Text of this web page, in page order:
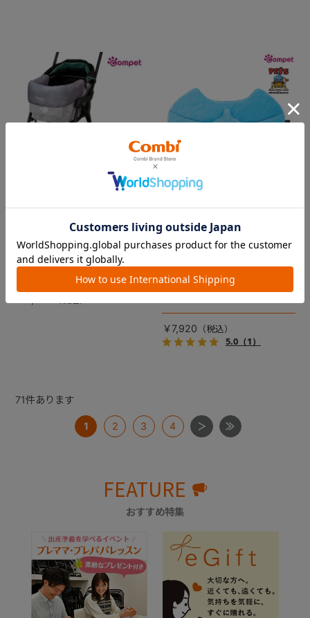
コムペット リバーシブルコン
裏面は接触冷感生地で暑い季
節も快適！ペットカートをお
しゃれに・かわいく・かっこ
DRAGON QUEST PETs コン
フォートクッション スライム
【コムペット ペットカート
用】
愛車の目印に！ふわふわ生地
あごのせクッション。
￥7,920
5.0（1）
71件あります
1 2 3 4
FEATURE
おすすめ特集